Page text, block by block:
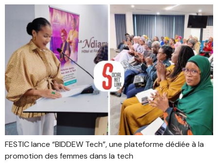
FESTIC lance “BIDDEW Tech”, une plateforme dédiée à la
promotion des femmes dans la tech